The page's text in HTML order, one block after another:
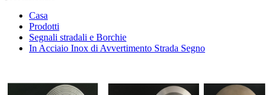
Casa
Prodotti
Segnali stradali e Borchie
In Acciaio Inox di Avvertimento Strada Segno